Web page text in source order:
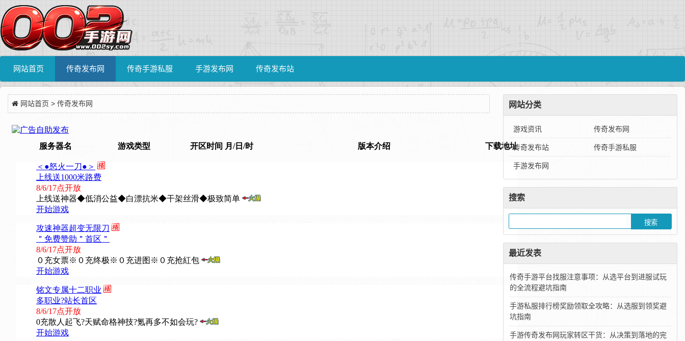
网站首页 传奇发布网 传奇手游私服 手游发布网 传奇发布站
网站首页 > 传奇发布网 网站分类
游戏资讯 传奇发布网
传奇发布站 传奇手游私服
手游发布网
搜索
最近发表
传奇手游平台找服注意事项：从选平台到进服试玩
的全流程避坑指南
手游私服排行榜奖励领取全攻略：从选服到领奖避
坑指南
手游传奇发布网玩家转区干货：从决策到落地的完